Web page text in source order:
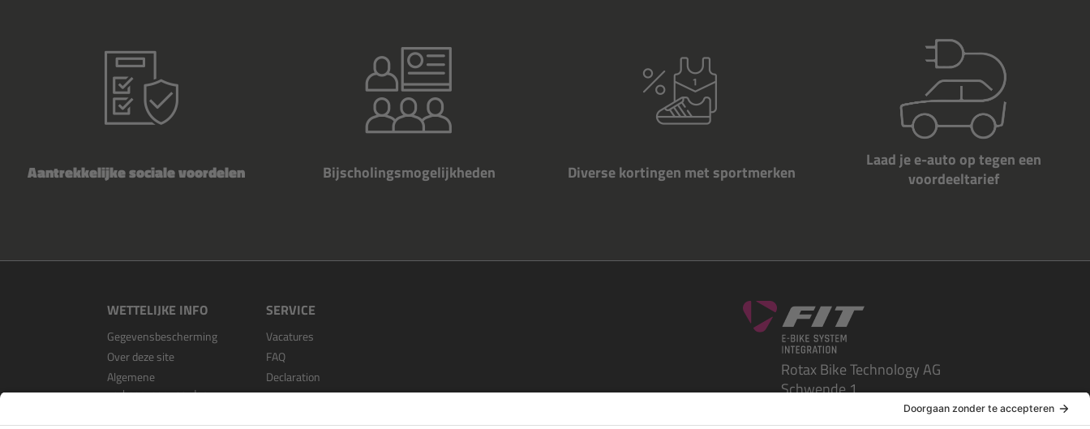
Aantrekkelijke sociale voordelen Bijscholingsmogelijkheden Diverse kortingen met sportmerken
Laad je e-auto op tegen een
voordeeltarief
WETTELIJKE INFO
Gegevensbescherming
Over deze site
Algemene
verkoopvoorwaarden
SERVICE
Vacatures
FAQ
Declaration
Open Source Software
Rotax Bike Technology AG
Schwende 1